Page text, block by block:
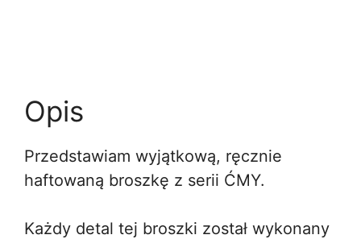
Opis
Przedstawiam wyjątkową, ręcznie
haftowaną broszkę z serii ĆMY.
Każdy detal tej broszki został wykonany